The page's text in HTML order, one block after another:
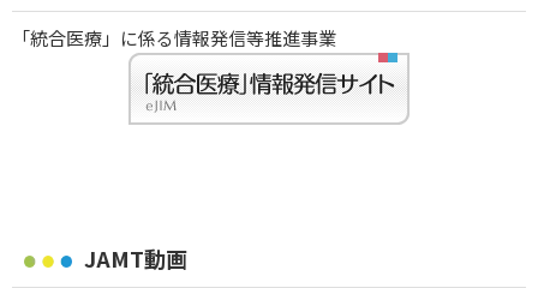
「統合医療」に係る情報発信等推進事業
JAMT動画